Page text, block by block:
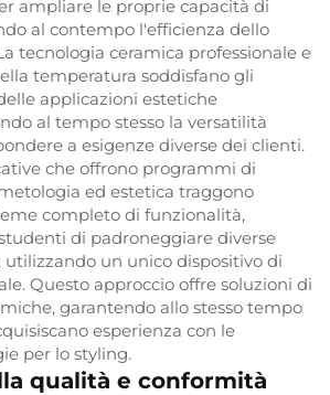
ampliare le proprie capacità di
al contempo l'efficienza dello
tecnologia ceramica professionale e
temperatura soddisfano gli
applicazioni estetiche
al tempo stesso la versatilità
a esigenze diverse dei clienti.
che offrono programmi di
ed estetica traggono
completo di funzionalità,
di padroneggiare diverse
un unico dispositivo di
Questo approccio offre soluzioni di
garantendo allo stesso tempo
esperienza con le
per lo styling.
qualità e conformità